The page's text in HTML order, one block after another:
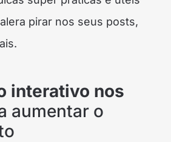
pirar nos seus posts,
interativo nos
aumentar o